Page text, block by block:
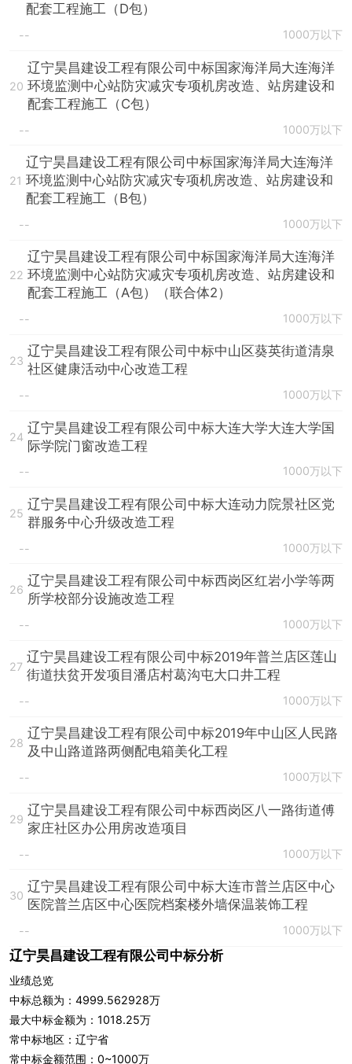
配套工程施工（D包）
-- 1000万以下
20
辽宁昊昌建设工程有限公司中标国家海洋局大连海洋
环境监测中心站防灾减灾专项机房改造、站房建设和
配套工程施工（C包）
-- 1000万以下
21
辽宁昊昌建设工程有限公司中标国家海洋局大连海洋
环境监测中心站防灾减灾专项机房改造、站房建设和
配套工程施工（B包）
-- 1000万以下
22
辽宁昊昌建设工程有限公司中标国家海洋局大连海洋
环境监测中心站防灾减灾专项机房改造、站房建设和
配套工程施工（A包）（联合体2）
-- 1000万以下
23
辽宁昊昌建设工程有限公司中标中山区葵英街道清泉
社区健康活动中心改造工程
-- 1000万以下
24
辽宁昊昌建设工程有限公司中标大连大学大连大学国
际学院门窗改造工程
-- 1000万以下
25
辽宁昊昌建设工程有限公司中标大连动力院景社区党
群服务中心升级改造工程
-- 1000万以下
26
辽宁昊昌建设工程有限公司中标西岗区红岩小学等两
所学校部分设施改造工程
-- 1000万以下
27
辽宁昊昌建设工程有限公司中标2019年普兰店区莲山
街道扶贫开发项目潘店村葛沟屯大口井工程
-- 1000万以下
28
辽宁昊昌建设工程有限公司中标2019年中山区人民路
及中山路道路两侧配电箱美化工程
-- 1000万以下
29
辽宁昊昌建设工程有限公司中标西岗区八一路街道傅
家庄社区办公用房改造项目
-- 1000万以下
30
辽宁昊昌建设工程有限公司中标大连市普兰店区中心
医院普兰店区中心医院档案楼外墙保温装饰工程
-- 1000万以下
辽宁昊昌建设工程有限公司中标分析
业绩总览
中标总额为：4999.562928万
最大中标金额为：1018.25万
常中标地区：辽宁省
常中标金额范围：0~1000万